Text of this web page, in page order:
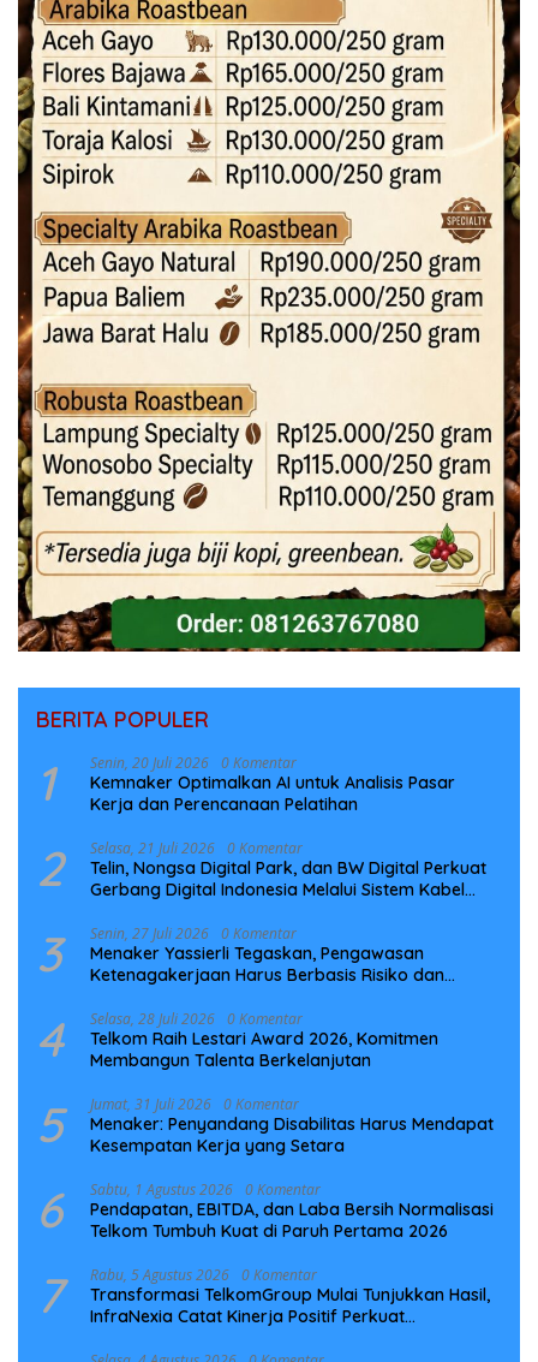
BERITA POPULER
1 Senin, 20 Juli 2026 0 Komentar
Kemnaker Optimalkan AI untuk Analisis Pasar
Kerja dan Perencanaan Pelatihan
2 Selasa, 21 Juli 2026 0 Komentar
Telin, Nongsa Digital Park, dan BW Digital Perkuat
Gerbang Digital Indonesia Melalui Sistem Kabel
3 Senin, 27 Juli 2026 0 Komentar
Menaker Yassierli Tegaskan, Pengawasan
Ketenagakerjaan Harus Berbasis Risiko dan
4 Selasa, 28 Juli 2026 0 Komentar
Telkom Raih Lestari Award 2026, Komitmen
Membangun Talenta Berkelanjutan
5 Jumat, 31 Juli 2026 0 Komentar
Menaker: Penyandang Disabilitas Harus Mendapat
Kesempatan Kerja yang Setara
6 Sabtu, 1 Agustus 2026 0 Komentar
Pendapatan, EBITDA, dan Laba Bersih Normalisasi
Telkom Tumbuh Kuat di Paruh Pertama 2026
7 Rabu, 5 Agustus 2026 0 Komentar
Transformasi TelkomGroup Mulai Tunjukkan Hasil,
InfraNexia Catat Kinerja Positif Perkuat